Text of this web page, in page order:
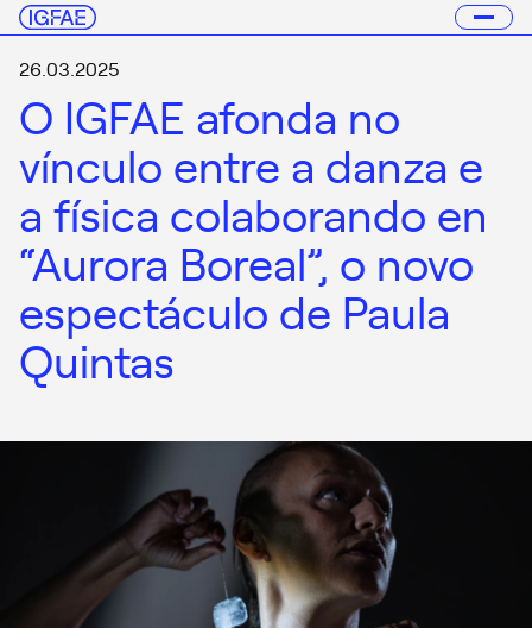
26.03.2025
O IGFAE afonda no
vínculo entre a danza e
a física colaborando en
“Aurora Boreal”, o novo
espectáculo de Paula
Quintas